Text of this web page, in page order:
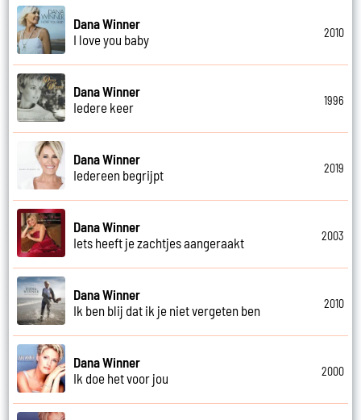
Dana Winner
I love you baby
2010
Dana Winner
Iedere keer
1996
Dana Winner
Iedereen begrijpt
2019
Dana Winner
Iets heeft je zachtjes aangeraakt
2003
Dana Winner
Ik ben blij dat ik je niet vergeten ben
2010
Dana Winner
Ik doe het voor jou
2000